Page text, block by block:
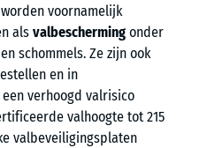
voornamelijk
als valbeschermingonder
schommels. Ze zijn ook
en in
verhoogd valrisico
valhoogte tot 215
valbeveiligingsplaten